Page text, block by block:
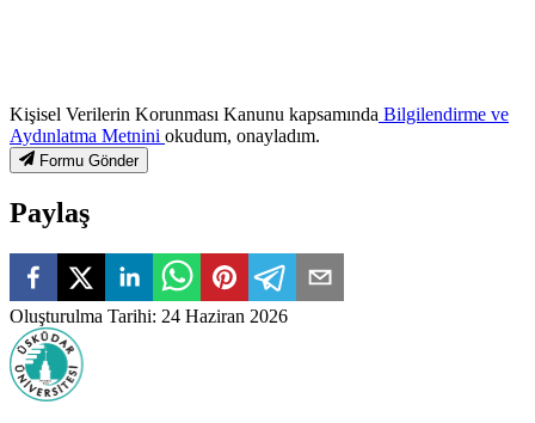
Kişisel Verilerin Korunması Kanunu kapsamında Bilgilendirme ve
Aydınlatma Metnini okudum, onayladım.
Formu Gönder
Paylaş
Oluşturulma Tarihi: 24 Haziran 2026